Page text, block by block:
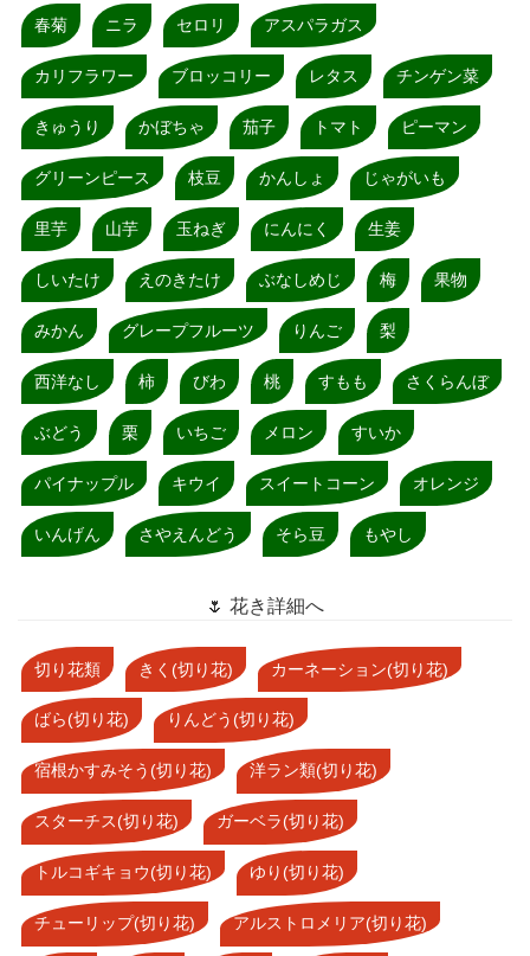
春菊 ニラ セロリ アスパラガス
カリフラワー ブロッコリー レタス チンゲン菜
きゅうり かぼちゃ 茄子 トマト ピーマン
グリーンピース 枝豆 かんしょ じゃがいも
里芋 山芋 玉ねぎ にんにく 生姜
しいたけ えのきたけ ぶなしめじ 梅 果物
みかん グレープフルーツ りんご 梨
西洋なし 柿 びわ 桃 すもも さくらんぼ
ぶどう 栗 いちご メロン すいか
パイナップル キウイ スイートコーン オレンジ
いんげん さやえんどう そら豆 もやし
🌷 花き詳細へ
切り花類 きく(切り花) カーネーション(切り花)
ばら(切り花) りんどう(切り花)
宿根かすみそう(切り花) 洋ラン類(切り花)
スターチス(切り花) ガーベラ(切り花)
トルコギキョウ(切り花) ゆり(切り花)
チューリップ(切り花) アルストロメリア(切り花)